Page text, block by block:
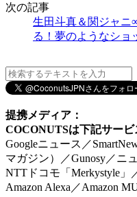
次の記事
生田斗真＆関ジャニ
る！夢のようなショ
提携メディア：
COCONUTSは下記サービ
Googleニュース／
マガジン）／Gunosy／ニ
NTTドコモ「Merkystyle」
Amazon Alexa／Amazon